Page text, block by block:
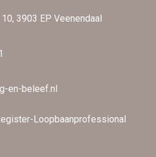
3903 EP Veenendaal
en-beleef.nl